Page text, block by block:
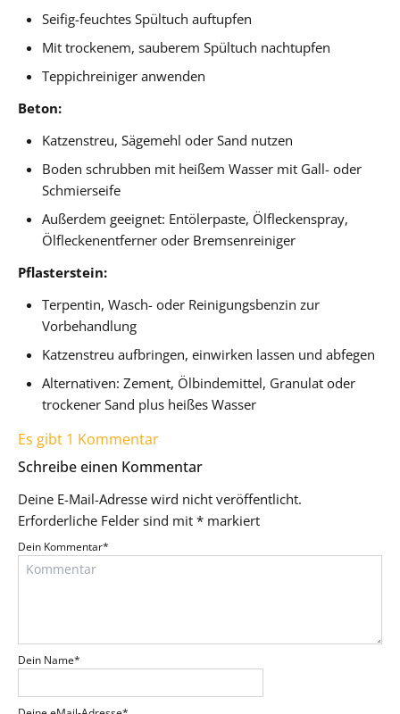
Seifig-feuchtes Spültuch auftupfen
Mit trockenem, sauberem Spültuch nachtupfen
Teppichreiniger anwenden
Beton:
Katzenstreu, Sägemehl oder Sand nutzen
Boden schrubben mit heißem Wasser mit Gall- oder
Schmierseife
Außerdem geeignet: Entölerpaste, Ölfleckenspray,
Ölfleckenentferner oder Bremsenreiniger
Pflasterstein:
Terpentin, Wasch- oder Reinigungsbenzin zur
Vorbehandlung
Katzenstreu aufbringen, einwirken lassen und abfegen
Alternativen: Zement, Ölbindemittel, Granulat oder
trockener Sand plus heißes Wasser
Es gibt 1 Kommentar
Schreibe einen Kommentar
Deine E-Mail-Adresse wird nicht veröffentlicht.
Erforderliche Felder sind mit * markiert
Dein Kommentar*
Dein Name*